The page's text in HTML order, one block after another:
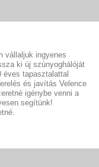
vállaljuk ingyenes
ki új szúnyoghálóját
tapasztalattal
és javítás Velence
igénybe venni a
segítünk!